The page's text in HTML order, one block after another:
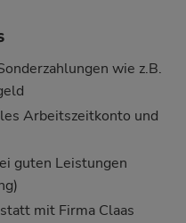
wie z.B.
Arbeitszeitkonto und
guten Leistungen
mit Firma Claas